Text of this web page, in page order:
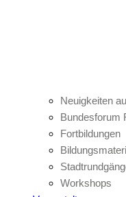
Neuigkeiten
Bundesforum
Fortbildungen
Workshops